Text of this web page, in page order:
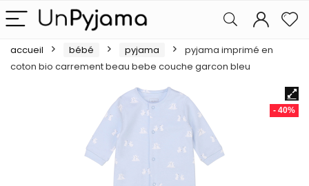
accueil bébé pyjama
pyjama imprimé en
coton bio carrement beau bebe couche garcon bleu
- 40%